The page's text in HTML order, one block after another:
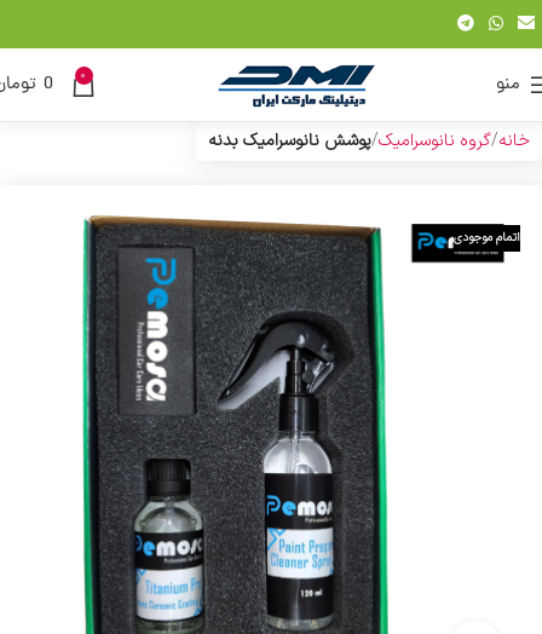
منو 0
0
خانه گروه نانوسرامیک پوشش نانوسرامیک بدنه
اتمام موجودی